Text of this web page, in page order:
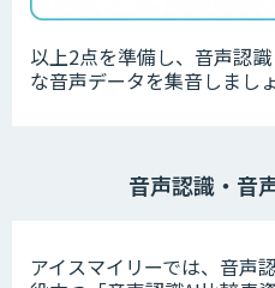
以上2点を準備し、音声認
な音声データを集音しましょ
音声認識・音
アイスマイリーでは、音声